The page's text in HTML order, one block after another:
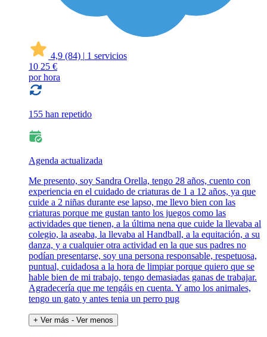
4,9 (84) | 1 servicios
10 25 €
por hora
155 han repetido
Agenda actualizada
Me presento, soy Sandra Orella, tengo 28 años, cuento con
experiencia en el cuidado de criaturas de 1 a 12 años, ya que
cuide a 2 niñas durante ese lapso, me llevo bien con las
criaturas porque me gustan tanto los juegos como las
actividades que tienen, a la última nena que cuide la llevaba al
colegio, la aseaba, la llevaba al Handball, a la equitación, a su
danza, y a cualquier otra actividad en la que sus padres no
podían presentarse, soy una persona responsable, respetuosa,
puntual, cuidadosa a la hora de limpiar porque quiero que se
hable bien de mi trabajo, tengo demasiadas ganas de trabajar.
Agradecería que me tengáis en cuenta. Y amo los animales,
tengo un gato y antes tenia un perro pug
+ Ver más - Ver menos